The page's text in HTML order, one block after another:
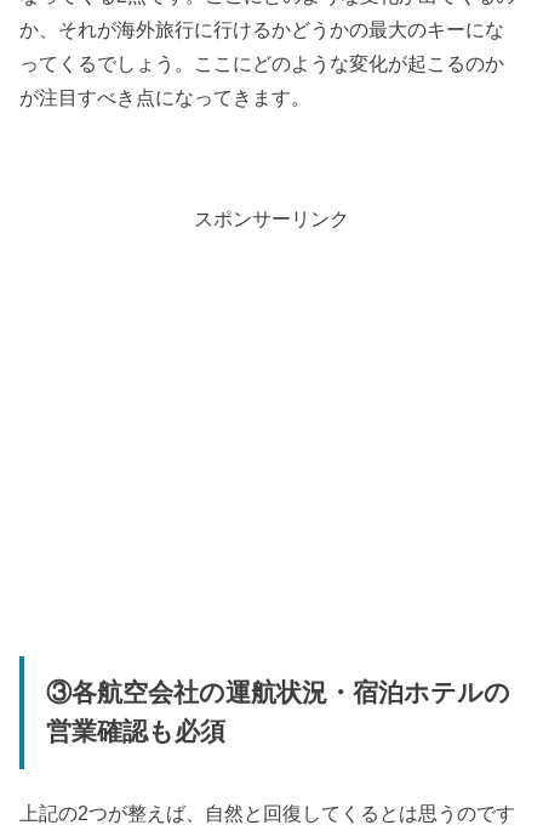
か、それが海外旅行に行けるかどうかの最大のキーにな
ってくるでしょう。ここにどのような変化が起こるのか
が注目すべき点になってきます。
スポンサーリンク
③各航空会社の運航状況・宿泊ホテルの
営業確認も必須
上記の2つが整えば、自然と回復してくるとは思うのです